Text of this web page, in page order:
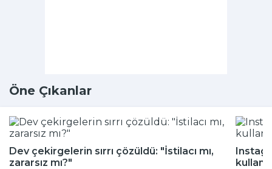
Öne Çıkanlar
Dev çekirgelerin sırrı çözüldü: "İstilacı mı,
zararsız mı?"